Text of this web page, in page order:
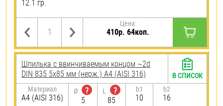
12.1 гр.
Цена:
410р. 64коп.
Шпилька c ввинчиваемым концом ~2d
DIN 835 5х85 мм (нерж.) A4 (AISI 316)
Материал
A4 (AISI 316)
Ø
?
5
L
?
85
b1
10
b2
16
В СПИСОК